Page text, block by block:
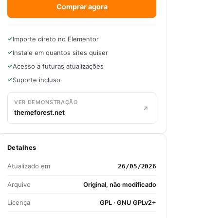
Comprar agora
Importe direto no Elementor
Instale em quantos sites quiser
Acesso a futuras atualizações
Suporte incluso
VER DEMONSTRAÇÃO
themeforest.net
Detalhes
Atualizado em 26/05/2026
Arquivo Original, não modificado
Licença GPL · GNU GPLv2+